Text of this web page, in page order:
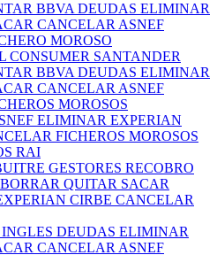
BBVA DEUDAS ELIMINAR
CANCELAR ASNEF
MOROSO
CONSUMER SANTANDER
BBVA DEUDAS ELIMINAR
CANCELAR ASNEF
MOROSOS
ELIMINAR EXPERIAN
FICHEROS MOROSOS
RAI
GESTORES RECOBRO
QUITAR SACAR
CIRBE CANCELAR
INGLES DEUDAS ELIMINAR
CANCELAR ASNEF